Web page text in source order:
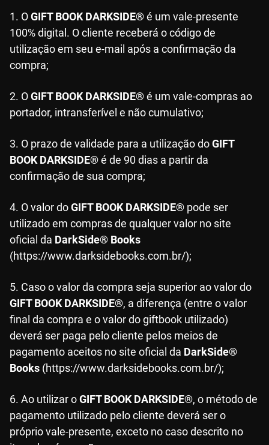
1. OGIFT BOOK DARKSIDE®é um vale-presente
100% digital. O cliente receberá o código de
utilização em seu e-mail após a confirmação da
compra;
2. OGIFT BOOK DARKSIDE®é um vale-compras ao
portador, intransferível e não cumulativo;
3. O prazo de validade para a utilização doGIFT
BOOK DARKSIDE®é de 90 dias a partir da
confirmação de sua compra;
4. O valor doGIFT BOOK DARKSIDE® pode ser
utilizado em compras de qualquer valor no site
oficial da DarkSide® Books
(https://www.darksidebooks.com.br/);
5. Caso o valor da compra seja superior ao valor do
GIFT BOOK DARKSIDE®, a diferença (entre o valor
final da compra e o valor do giftbook utilizado)
deverá ser paga pelo cliente pelos meios de
pagamento aceitos no site oficial da DarkSide®
Books (https://www.darksidebooks.com.br/);
6. Ao utilizar oGIFT BOOK DARKSIDE®, o método de
pagamento utilizado pelo cliente deverá ser o
próprio vale-presente, exceto no caso descrito no